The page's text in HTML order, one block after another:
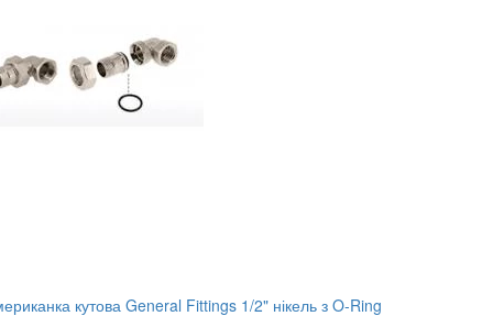
кутова General Fittings 1/2" нікель з O-Ring